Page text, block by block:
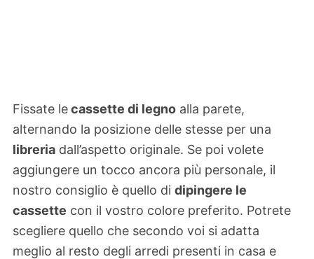
Fissate lecassette di legno alla parete,
alternando la posizione delle stesse per una
libreria dall’aspetto originale. Se poi volete
aggiungere un tocco ancora più personale, il
nostro consiglio è quello di dipingere le
cassette con il vostro colore preferito. Potrete
scegliere quello che secondo voi si adatta
meglio al resto degli arredi presenti in casa e